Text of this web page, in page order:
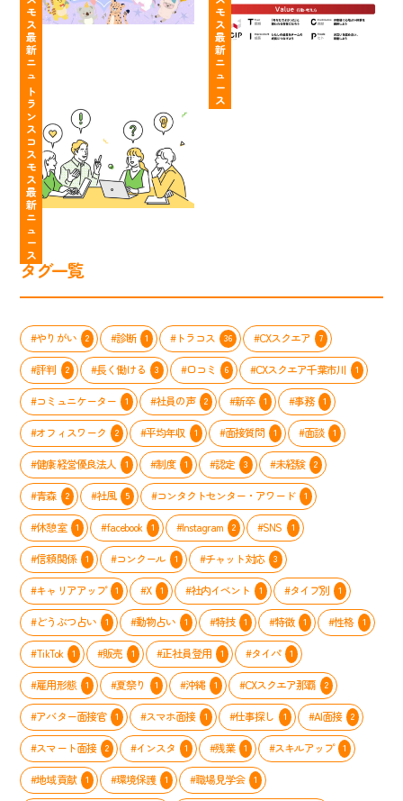
セ
ン
タ
ー
「面
接
の
質
問
大
公
開」
ル
自
由
っ
て
知
っ
ス
イ
ル
完
全
ガ
イ
ト
モ
ス
最
新
ニ
ュ
ー
ス
タ
イ
プ
別】
あ
な
た
の
個
性
を
活
か
し
て、
コ
ー
ル
ン
タ
ー
で
輝
く
方
法
モ
ス
最
新
ニ
ュ
ー
ス
明
確！
行
動
し
や
す
ス
ー
リ
ー」
ト
ラ
ン
ス
コ
ス
モ
ス
最
新
ニ
ュ
ー
ス
ト
ラ
ン
ス
コ
ス
モ
ス
の
コ
ン
タ
ク
ト
ン
タ
ー
が
実
施
し
た
メ
ン
バ
ー
の
「や
る
気
ス
イ
ッ
チ」
を
入
れ
る
取
り
組
み
タグ一覧
#やりがい 2 #診断 1 #トラコス 36 #CXスクエア 7
#評判 2 #長く働ける 3 #口コミ 6 #CXスクエア千葉市川 1
#コミュニケーター 1 #社員の声 2 #新卒 1 #事務 1
#オフィスワーク 2 #平均年収 1 #面接質問 1 #面談 1
#健康経営優良法人 1 #制度 1 #認定 3 #未経験 2
#青森 2 #社風 5 #コンタクトセンター・アワード 1
#休憩室 1 #facebook 1 #Instagram 2 #SNS 1
#信頼関係 1 #コンクール 1 #チャット対応 3
#キャリアアップ 1 #X 1 #社内イベント 1 #タイプ別 1
#どうぶつ占い 1 #動物占い 1 #特技 1 #特徴 1 #性格 1
#TikTok 1 #販売 1 #正社員登用 1 #タイパ 1
#雇用形態 1 #夏祭り 1 #沖縄 1 #CXスクエア那覇 2
#アバター面接官 1 #スマホ面接 1 #仕事探し 1 #AI面接 2
#スマート面接 2 #インスタ 1 #残業 1 #スキルアップ 1
#地域貢献 1 #環境保護 1 #職場見学会 1